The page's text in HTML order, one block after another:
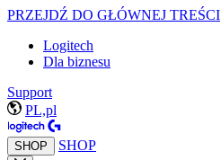
PRZEJDŹ DO GŁÓWNEJ TREŚCI
Logitech
Dla biznesu
Support
PL,pl
SHOP SHOP